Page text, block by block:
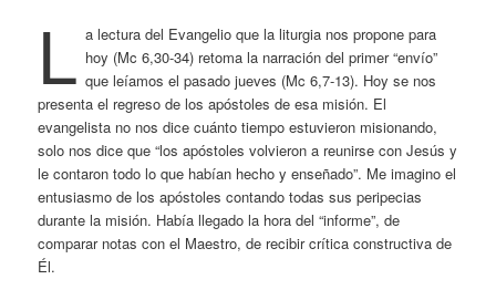
L a lectura del Evangelio que la liturgia nos propone para
hoy (Mc 6,30-34) retoma la narración del primer “envío”
que leíamos el pasado jueves (Mc 6,7-13). Hoy se nos
presenta el regreso de los apóstoles de esa misión. El
evangelista no nos dice cuánto tiempo estuvieron misionando,
solo nos dice que “los apóstoles volvieron a reunirse con Jesús y
le contaron todo lo que habían hecho y enseñado”. Me imagino el
entusiasmo de los apóstoles contando todas sus peripecias
durante la misión. Había llegado la hora del “informe”, de
comparar notas con el Maestro, de recibir crítica constructiva de
Él.